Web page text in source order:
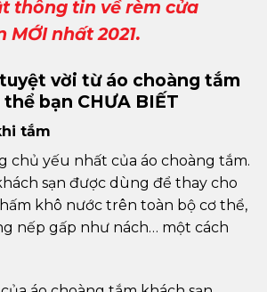
thông tin về rèm cửa
MỚI nhất 2021.
vời từ áo choàng tắm
bạn CHƯA BIẾT
tắm
chủ yếu nhất của áo choàng tắm.
sạn được dùng để thay cho
khô nước trên toàn bộ cơ thể,
nếp gấp như nách… một cách